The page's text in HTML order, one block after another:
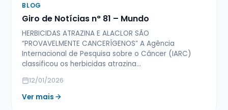
BLOG
Giro de Notícias n° 81 – Mundo
HERBICIDAS ATRAZINA E ALACLOR SÃO
“PROVAVELMENTE CANCERÍGENOS” A Agência
Internacional de Pesquisa sobre o Câncer (IARC)
classificou os herbicidas atrazina…
12/01/2026
Ver mais